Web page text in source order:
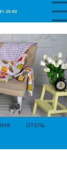
20-60
ОТЕЛЬ